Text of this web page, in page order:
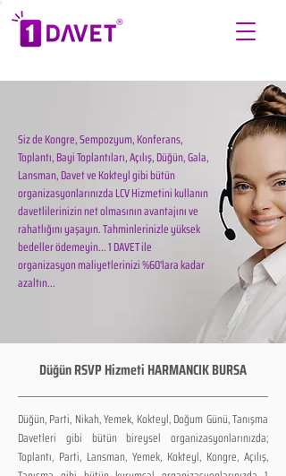
Siz de Kongre, Sempozyum, Konferans,
Toplantı, Bayi Toplantıları, Açılış, Düğün, Gala,
Lansman, Davet ve Kokteyl gibi bütün
organizasyonlarınızda LCV Hizmetini kullanın
davetlilerinizin net olmasının avantajını ve
rahatlığını yaşayın. Tahminlerinizle yüksek
bedeller ödemeyin... 1 DAVET ile
organizasyon maliyetlerinizi %60'lara kadar
azaltın...
Düğün RSVP Hizmeti HARMANCIK BURSA
Düğün, Parti, Nikah, Yemek, Kokteyl, Doğum Günü, Tanışma
Davetleri gibi bütün bireysel organizasyonlarınızda;
Toplantı, Parti, Lansman, Yemek, Kokteyl, Kongre, Açılış,